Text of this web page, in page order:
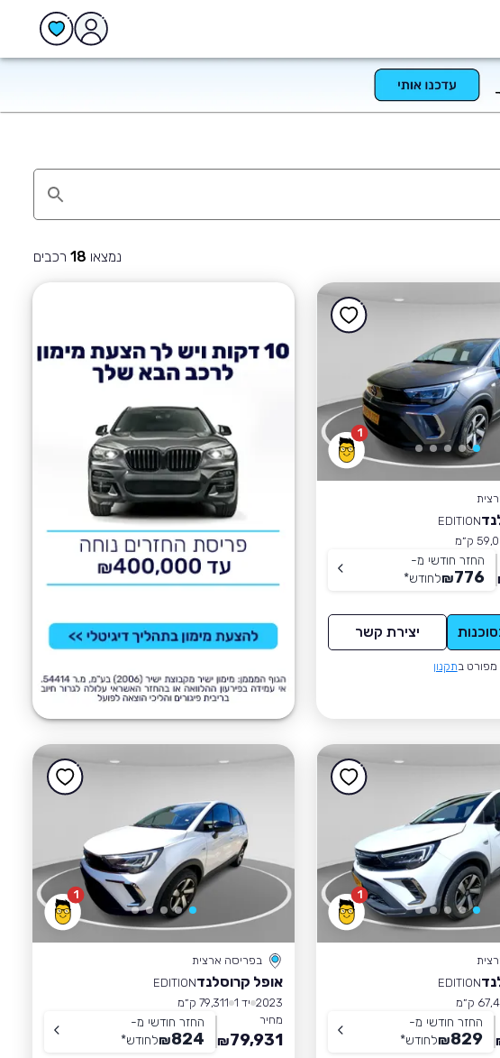
נמצאו 18 רכבים
1
EDITION
ק״מ
החזר חודשי מ-
776
₪לחודש*
יצירת קשר
מפורט בתקנון
1
EDITION
ק״מ
החזר חודשי מ-
829
₪לחודש*
1
בפריסה ארצית
אופל קרוסלנדEDITION
2023 יד 1
79,311 ק״מ
מחיר
79,931
₪
החזר חודשי מ-
824
₪לחודש*